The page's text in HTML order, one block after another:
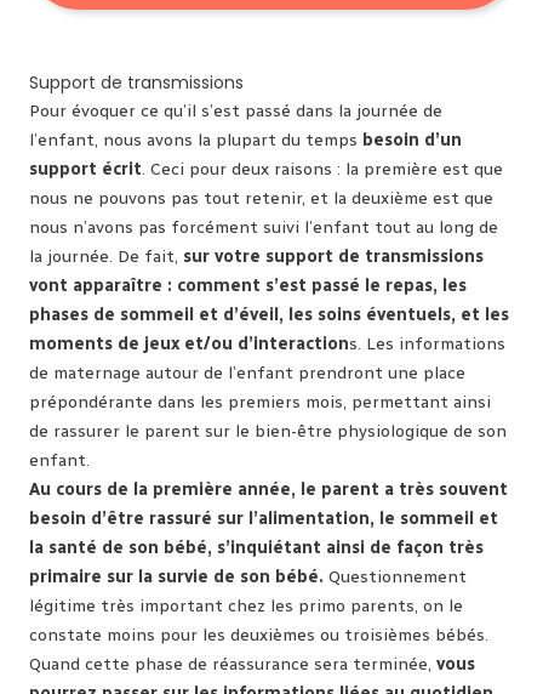
Support de transmissions
Pour évoquer ce qu’il s’est passé dans la journée de
l’enfant, nous avons la plupart du temps besoin d’un
support écrit. Ceci pour deux raisons : la première est que
nous ne pouvons pas tout retenir, et la deuxième est que
nous n’avons pas forcément suivi l’enfant tout au long de
la journée. De fait, sur votre support de transmissions
vont apparaître : comment s’est passé le repas, les
phases de sommeil et d’éveil, les soins éventuels, et les
moments de jeux et/ou d’interactions. Les informations
de maternage autour de l’enfant prendront une place
prépondérante dans les premiers mois, permettant ainsi
de rassurer le parent sur le bien-être physiologique de son
enfant.
Au cours de la première année, le parent a très souvent
besoin d’être rassuré sur l’alimentation, le sommeil et
la santé de son bébé, s’inquiétant ainsi de façon très
primaire sur la survie de son bébé. Questionnement
légitime très important chez les primo parents, on le
constate moins pour les deuxièmes ou troisièmes bébés.
Quand cette phase de réassurance sera terminée, vous